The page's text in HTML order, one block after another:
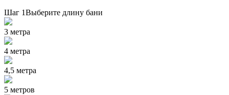
Шаг 1Выберите длину бани
3 метра
4 метра
4,5 метра
5 метров